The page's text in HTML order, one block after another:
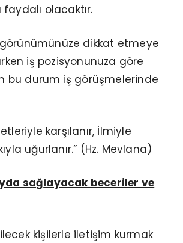
olacaktır.
dikkat etmeye
iş pozisyonunuza göre
bu durum iş görüşmelerinde
karşılanır, İlmiyle
uğurlanır.” (Hz. Mevlana)
sağlayacak beceriler ve
kişilerle iletişim kurmak